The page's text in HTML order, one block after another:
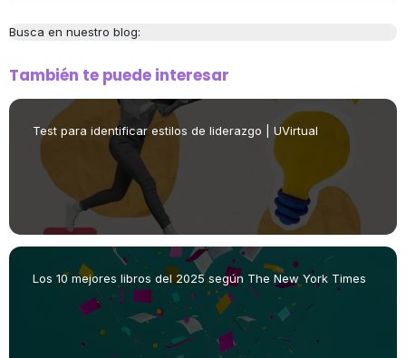
Busca en nuestro blog:
También te puede interesar
Test para identificar estilos de liderazgo | UVirtual
Los 10 mejores libros del 2025 según The New York Times